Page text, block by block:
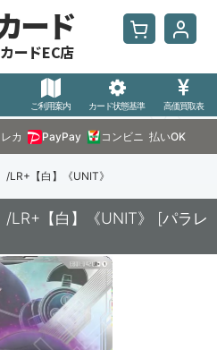
ード
ードEC店
ご利用案内 カード状態基準 高価買取表
カ PayPay コンビニ 払いOK
/LR+【白】《UNIT》
LR+【白】《UNIT》 [パラレ